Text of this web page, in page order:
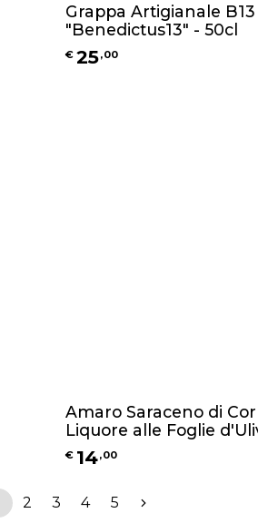
Grappa Artigianale B13
"Benedictus13" - 50cl
€ 25,00
Amaro Saraceno di
Liquore alle Foglie
100ml
€ 14,00
2 3 4 5